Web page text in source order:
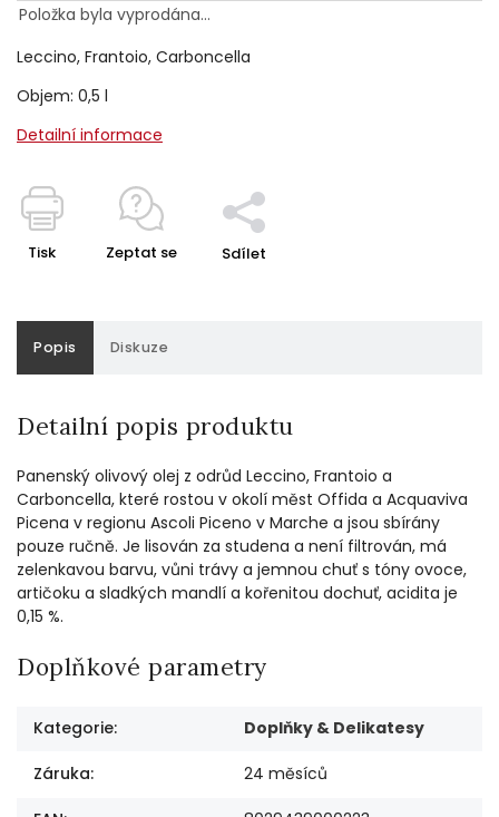
Položka byla vyprodána…
Leccino, Frantoio, Carboncella
Objem: 0,5 l
Detailní informace
Tisk Zeptat se Sdílet
Popis Diskuze
Detailní popis produktu
Panenský olivový olej z odrůd Leccino, Frantoio a
Carboncella, které rostou v okolí měst Offida a Acquaviva
Picena v regionu Ascoli Piceno v Marche a jsou sbírány
pouze ručně. Je lisován za studena a není filtrován, má
zelenkavou barvu, vůni trávy a jemnou chuť s tóny ovoce,
artičoku a sladkých mandlí a kořenitou dochuť, acidita je
0,15 %.
Doplňkové parametry
Kategorie: Doplňky & Delikatesy
Záruka: 24 měsíců